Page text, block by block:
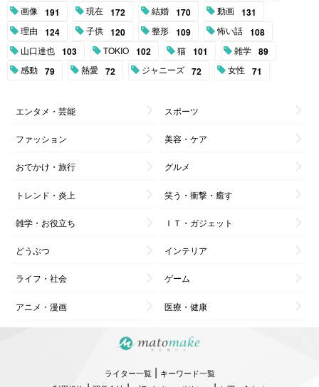
画像 191 現在 172 結婚 170 動画 131
理由 124 子供 120 整形 109 怖い話 108
山口達也 103 TOKIO 102 猫 101 雑学 89
感動 79 熱愛 72 ジャニーズ 72 女性 71
エンタメ・芸能 スポーツ
ファッション 美容・ケア
おでかけ・旅行 グルメ
トレンド・炎上 笑う・衝撃・癒す
雑学・お役立ち ＩＴ・ガジェット
どうぶつ インテリア
ライフ・社会 ゲーム
アニメ・漫画 医療・健康
ライター一覧| キーワード一覧